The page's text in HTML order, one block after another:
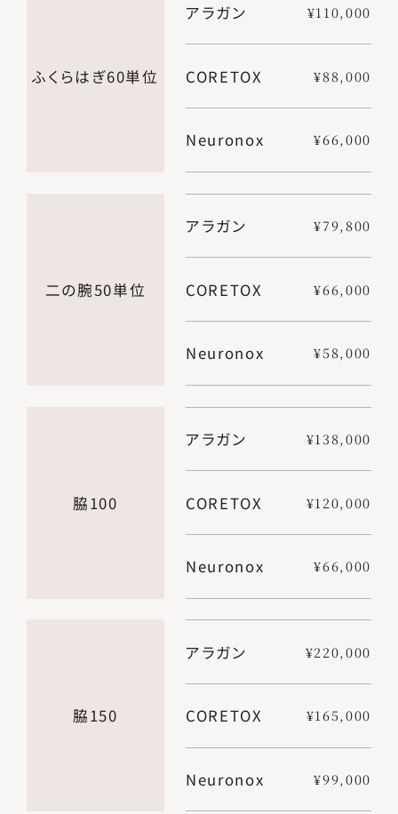
ふくらはぎ60単位
アラガン ¥110,000
CORETOX ¥88,000
Neuronox ¥66,000
二の腕50単位
アラガン ¥79,800
CORETOX ¥66,000
Neuronox ¥58,000
脇100
アラガン ¥138,000
CORETOX ¥120,000
Neuronox ¥66,000
脇150
アラガン ¥220,000
CORETOX ¥165,000
Neuronox ¥99,000